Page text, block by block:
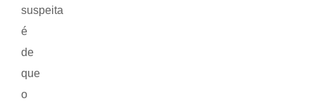
suspeita
é
de
que
o